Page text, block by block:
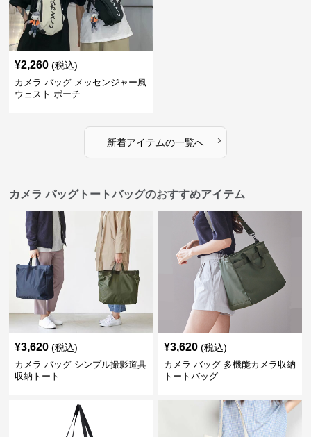
¥2,260 (税込)
カメラ バッグ メッセンジャー風
ウェスト ポーチ
新着アイテムの一覧へ ›
カメラ バッグトートバッグのおすすめアイテム
¥3,620 (税込)
カメラ バッグ シンプル撮影道具
収納トート
¥3,620 (税込)
カメラ バッグ 多機能カメラ収納
トートバッグ